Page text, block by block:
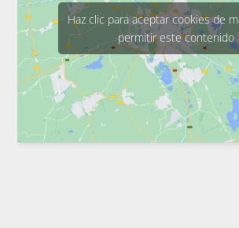
Haz clic para aceptar cookies de
permitir este contenido